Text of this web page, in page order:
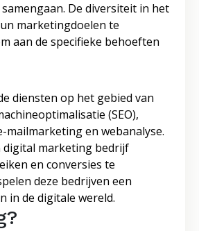
De diversiteit in het
marketingdoelen te
aan de specifieke behoeften
diensten op het gebied van
(SEO),
mailmarketing en webanalyse.
digital marketing bedrijf
en conversies te
deze bedrijven een
in de digitale wereld.